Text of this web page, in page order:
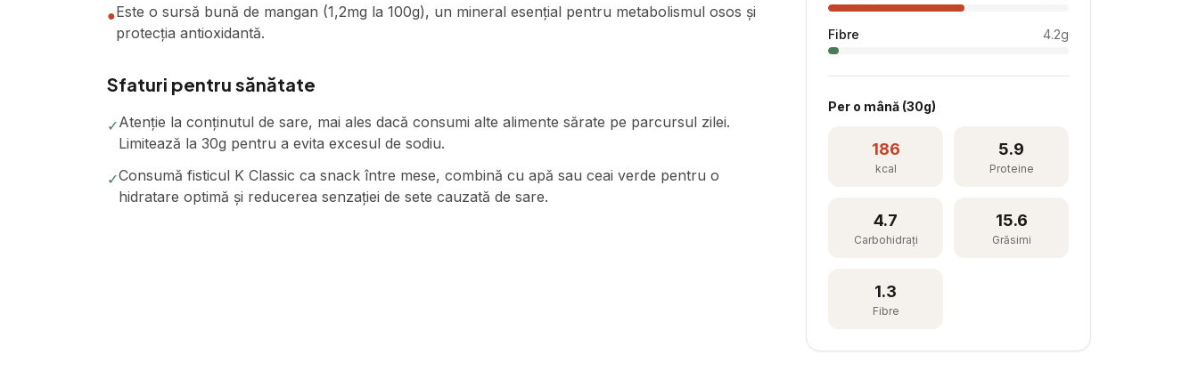
●Este o sursă bună de mangan (1,2mg la 100g), un mineral esențial pentru metabolismul osos și
protecția antioxidantă.
Sfaturi pentru sănătate
✓Atenție la conținutul de sare, mai ales dacă consumi alte alimente sărate pe parcursul zilei.
Limitează la 30g pentru a evita excesul de sodiu.
✓Consumă fisticul K Classic ca snack între mese, combină cu apă sau ceai verde pentru o
hidratare optimă și reducerea senzației de sete cauzată de sare.
Fibre 4.2g
Per o mână (30g)
186
kcal
5.9
Proteine
4.7
Carbohidrați
15.6
Grăsimi
1.3
Fibre